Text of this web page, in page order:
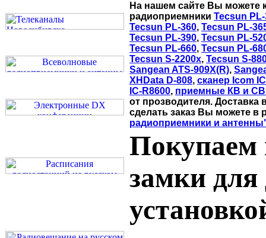
На нашем сайте Вы можете
радиоприемники Tecsun PL-
Tecsun PL-360, Tecsun PL-
Tecsun PL-390, Tecsun PL-
Tecsun PL-660, Tecsun PL-
Tecsun S-2200x, Tecsun S-
Sangean ATS-909X(R),
XHData D-808, сканер Icom
IC-R8600, приемные КВ и
от прозводителя.
сделать заказ Вы можете в
радиоприемники и
Покупаем
замки для